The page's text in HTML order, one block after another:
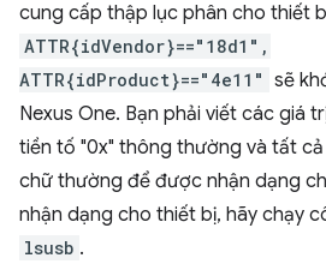
cung cấp thập lục phân cho thiết
ATTR{idVendor}=="18d1",
ATTR{idProduct}=="4e11" sẽ
Nexus One. Bạn phải viết các giá
tiền tố "0x" thông thường và tất
chữ thường để được nhận dạng
nhận dạng cho thiết bị, hãy chạy
lsusb .